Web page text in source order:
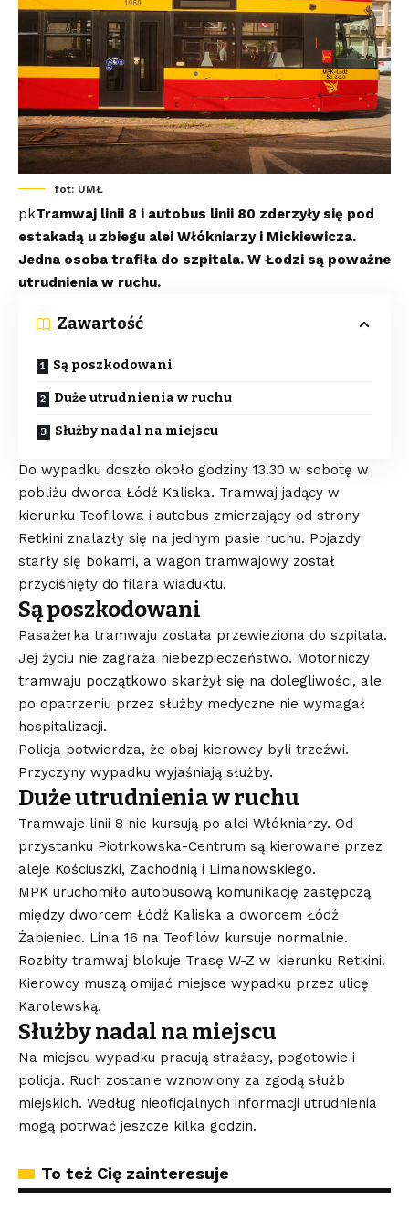
fot: UMŁ
pkTramwaj linii 8 i autobus linii 80 zderzyły się pod
estakadą u zbiegu alei Włókniarzy i Mickiewicza.
Jedna osoba trafiła do szpitala. W Łodzi są poważne
utrudnienia w ruchu.
Zawartość
Są poszkodowani
Duże utrudnienia w ruchu
Służby nadal na miejscu
Do wypadku doszło około godziny 13.30 w sobotę w
pobliżu dworca Łódź Kaliska. Tramwaj jadący w
kierunku Teofilowa i autobus zmierzający od strony
Retkini znalazły się na jednym pasie ruchu. Pojazdy
starły się bokami, a wagon tramwajowy został
przyciśnięty do filara wiaduktu.
Są poszkodowani
Pasażerka tramwaju została przewieziona do szpitala.
Jej życiu nie zagraża niebezpieczeństwo. Motorniczy
tramwaju początkowo skarżył się na dolegliwości, ale
po opatrzeniu przez służby medyczne nie wymagał
hospitalizacji.
Policja potwierdza, że obaj kierowcy byli trzeźwi.
Przyczyny wypadku wyjaśniają służby.
Duże utrudnienia w ruchu
Tramwaje linii 8 nie kursują po alei Włókniarzy. Od
przystanku Piotrkowska-Centrum są kierowane przez
aleje Kościuszki, Zachodnią i Limanowskiego.
MPK uruchomiło autobusową komunikację zastępczą
między dworcem Łódź Kaliska a dworcem Łódź
Żabieniec. Linia 16 na Teofilów kursuje normalnie.
Rozbity tramwaj blokuje Trasę W-Z w kierunku Retkini.
Kierowcy muszą omijać miejsce wypadku przez ulicę
Karolewską.
Służby nadal na miejscu
Na miejscu wypadku pracują strażacy, pogotowie i
policja. Ruch zostanie wznowiony za zgodą służb
miejskich. Według nieoficjalnych informacji utrudnienia
mogą potrwać jeszcze kilka godzin.
To też Cię zainteresuje